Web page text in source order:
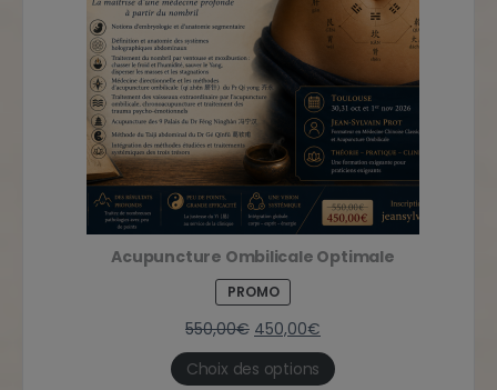
Acupuncture Ombilicale Optimale
PROMO
550,00€ 450,00€
Choix des options